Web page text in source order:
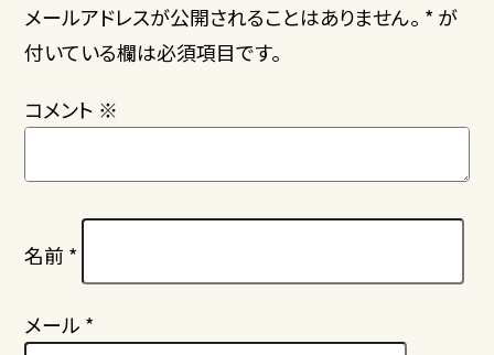
メールアドレスが公開されることはありません。 * が
付いている欄は必須項目です。
コメント ※
名前 *
メール *